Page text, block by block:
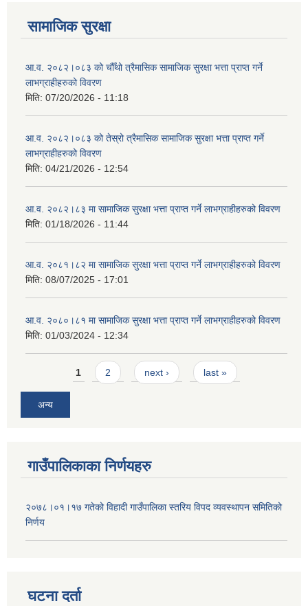
सामाजिक सुरक्षा
आ.व. २०८२।०८३ को चौँथो त्रैमासिक सामाजिक सुरक्षा भत्ता प्राप्त गर्ने
लाभग्राहीहरुको विवरण
मिति: 07/20/2026 - 11:18
आ.व. २०८२।०८३ को तेस्रो त्रैमासिक सामाजिक सुरक्षा भत्ता प्राप्त गर्ने
लाभग्राहीहरुको विवरण
मिति: 04/21/2026 - 12:54
आ.व. २०८२।८३ मा सामाजिक सुरक्षा भत्ता प्राप्त गर्ने लाभग्राहीहरुको विवरण
मिति: 01/18/2026 - 11:44
आ.व. २०८१।८२ मा सामाजिक सुरक्षा भत्ता प्राप्त गर्ने लाभग्राहीहरुको विवरण
मिति: 08/07/2025 - 17:01
आ.व. २०८०।८१ मा सामाजिक सुरक्षा भत्ता प्राप्त गर्ने लाभग्राहीहरुको विवरण
मिति: 01/03/2024 - 12:34
Pages1 2 next › last »
अन्य
गाउँपालिकाका निर्णयहरु
२०७८।०१।१७ गतेको विहादी गाउँपालिका स्तरिय विपद व्यवस्थापन समितिको
निर्णय
घटना दर्ता